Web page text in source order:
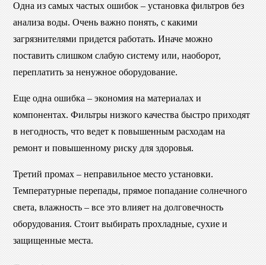
Одна из самых частых ошибок – установка фильтров без
анализа воды. Очень важно понять, с какими
загрязнителями придется работать. Иначе можно
поставить слишком слабую систему или, наоборот,
переплатить за ненужное оборудование.
Еще одна ошибка – экономия на материалах и
компонентах. Фильтры низкого качества быстро приходят
в негодность, что ведет к повышенным расходам на
ремонт и повышенному риску для здоровья.
Третий промах – неправильное место установки.
Температурные перепады, прямое попадание солнечного
света, влажность – все это влияет на долговечность
оборудования. Стоит выбирать прохладные, сухие и
защищенные места.